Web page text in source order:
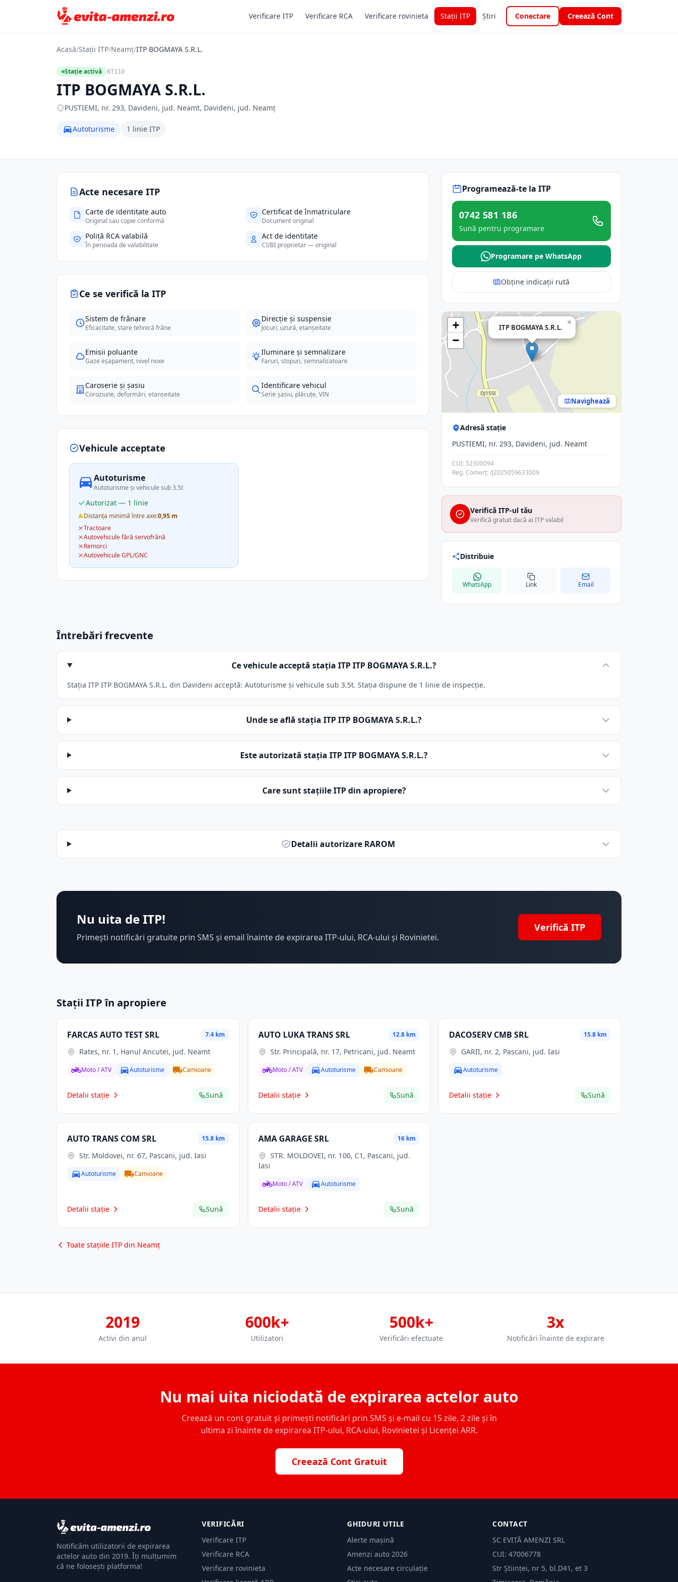
Verificare ITP Verificare RCA Verificare rovinieta Stații ITP Știri Conectare Creează Cont
Acasă/Stații ITP/Neamț/ITP BOGMAYA S.R.L.
Stație activă NT110
ITP BOGMAYA S.R.L.
PUSTIEMI, nr. 293, Davideni, jud. Neamt, Davideni, jud. Neamț
Autoturisme 1 linie ITP
Acte necesare ITP
Carte de identitate auto
Original sau copie conformă
Certificat de înmatriculare
Document original
Poliță RCA valabilă
În perioada de valabilitate
Act de identitate
CI/BI proprietar — original
Ce se verifică la ITP
Sistem de frânare
Eficacitate, stare tehnică frâne
Direcție și suspensie
Jocuri, uzură, etanșeitate
Emisii poluante
Gaze eșapament, nivel noxe
Iluminare și semnalizare
Faruri, stopuri, semnalizatoare
Caroserie și șasiu
Coroziune, deformări, etanșeitate
Identificare vehicul
Serie șasiu, plăcuțe, VIN
Vehicule acceptate
Autoturisme
Autoturisme și vehicule sub 3.5t
Autorizat — 1 linie
Distanța minimă între axe:0,95 m
Tractoare
Autovehicule fără servofrână
Remorci
Autovehicule GPL/GNC
Programează-te la ITP
0742 581 186
Sună pentru programare
Programare pe WhatsApp
Obține indicații rută
ITP BOGMAYA S.R.L.
×
+
−
Navighează
Adresă stație
PUSTIEMI, nr. 293, Davideni, jud. Neamt
CUI: 52300094
Reg. Comerț: /J2025059633009
Verifică ITP-ul tău
Verifică gratuit dacă ai ITP valabil
Distribuie
WhatsApp Link Email
Întrebări frecvente
Ce vehicule acceptă stația ITP ITP BOGMAYA S.R.L.?
Stația ITP ITP BOGMAYA S.R.L. din Davideni acceptă: Autoturisme și vehicule sub 3.5t. Stația dispune de 1 linie de inspecție.
Unde se află stația ITP ITP BOGMAYA S.R.L.?
Este autorizată stația ITP ITP BOGMAYA S.R.L.?
Care sunt stațiile ITP din apropiere?
Detalii autorizare RAROM
Nu uita de ITP!
Primești notificări gratuite prin SMS și email înainte de expirarea ITP-ului, RCA-ului și Rovinietei.
Verifică ITP
Stații ITP în apropiere
FARCAS AUTO TEST SRL 7.4 km
Rates, nr. 1, Hanul Ancutei, jud. Neamt
Moto / ATV Autoturisme Camioane
Detalii stație Sună
AUTO LUKA TRANS SRL 12.8 km
Str. Principală, nr. 17, Petricani, jud. Neamt
Moto / ATV Autoturisme Camioane
Detalii stație Sună
DACOSERV CMB SRL 15.8 km
GARII, nr. 2, Pascani, jud. Iasi
Autoturisme
Detalii stație Sună
AUTO TRANS COM SRL 15.8 km
Str. Moldovei, nr. 67, Pascani, jud. Iasi
Autoturisme Camioane
Detalii stație Sună
AMA GARAGE SRL 16 km
Iasi
Moto / ATV Autoturisme
Detalii stație Sună
Toate stațiile ITP din Neamț
2019
Activi din anul
600k+
Utilizatori
500k+
Verificări efectuate
3x
Notificări înainte de expirare
Nu mai uita niciodată de expirarea actelor auto
Creează un cont gratuit și primești notificări prin SMS și e-mail cu 15 zile, 2 zile și în
ultima zi înainte de expirarea ITP-ului, RCA-ului, Rovinietei și Licenței ARR.
Creează Cont Gratuit
Notificăm utilizatorii de expirarea
actelor auto din 2019. Îți mulțumim
că ne folosești platforma!
VERIFICĂRI
Verificare ITP
Verificare RCA
Verificare rovinieta
GHIDURI UTILE
Alerte mașină
Amenzi auto 2026
Acte necesare circulație
CONTACT
SC EVITĂ AMENZI SRL
CUI: 47006778
Str Științei, nr 5, bl.D41, et 3